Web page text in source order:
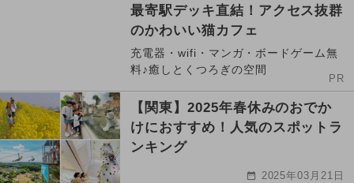
最寄駅デッキ直結！アクセス抜群
のかわいい猫カフェ
充電器・wifi・マンガ・ボードゲーム無
料♪癒しとくつろぎの空間
PR
【関東】2025年春休みのおでか
けにおすすめ！人気のスポットラ
ンキング
2025年03月21日